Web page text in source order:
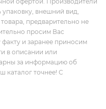
внешний вид,
предварительно не
просим Вас
и заранее приносим
в описании или
за информацию об
каталог точнее! С